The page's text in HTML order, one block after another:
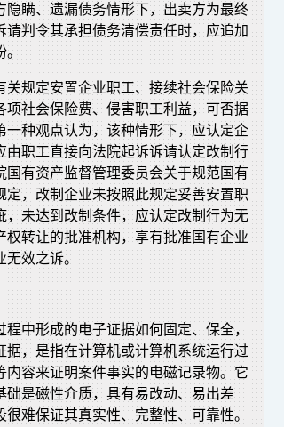
瞒、遗漏债务情形下，出卖方为最终
判令其承担债务清偿责任时，应追加
。
规定安置企业职工、接续社会保险关
社会保险费、侵害职工利益，可否据
种观点认为，该种情形下，应认定企
职工直接向法院起诉诉请认定改制行
有资产监督管理委员会关于规范国有
，改制企业未按照此规定妥善安置职
未达到改制条件，应认定改制行为无
转让的批准机构，享有批准国有企业
无效之诉。
程中形成的电子证据如何固定、保全，
，是指在计算机或计算机系统运行过
容来证明案件事实的电磁记录物。它
是磁性介质，具有易改动、易出差
难保证其真实性、完整性、可靠性。